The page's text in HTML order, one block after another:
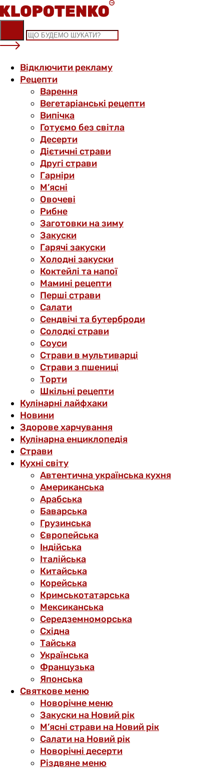
Skip
to
content
Відключити рекламу
Рецепти
Варення
Вегетаріанські рецепти
Випічка
Готуємо без світла
Десерти
Дієтичні страви
Другі страви
Гарніри
М’ясні
Овочеві
Рибне
Заготовки на зиму
Закуски
Гарячі закуски
Холодні закуски
Коктейлі та напої
Мамині рецепти
Перші страви
Салати
Сендвічі та бутерброди
Солодкі страви
Соуси
Страви в мультиварці
Страви з пшениці
Торти
Шкільні рецепти
Кулінарні лайфхаки
Новини
Здорове харчування
Кулінарна енциклопедія
Страви
Кухні світу
Автентична українська кухня
Американська
Арабська
Баварська
Грузинська
Європейська
Індійська
Італійська
Китайська
Корейська
Кримськотатарська
Мексиканська
Середземноморська
Східна
Тайська
Українська
Французька
Японська
Святкове меню
Новорічне меню
Закуски на Новий рік
М’ясні страви на Новий рік
Салати на Новий рік
Новорічні десерти
Різдвяне меню